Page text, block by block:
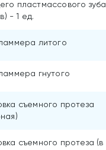
пластмассового зуба
- 1 ед.
литого
гнутого
съемного протеза
съемного протеза (в